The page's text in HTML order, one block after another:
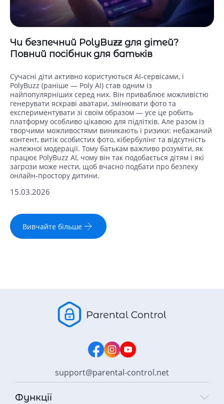
Чи безпечний PolyBuzz для дітей?
Повний посібник для батьків
Сучасні діти активно користуються AI‑сервісами, і
PolyBuzz (раніше — Poly AI) став одним із
найпопулярніших серед них. Він приваблює можливістю
генерувати яскраві аватари, змінювати фото та
експериментувати зі своїм образом — усе це робить
платформу особливо цікавою для підлітків. Але разом із
творчими можливостями виникають і ризики: небажаний
контент, витік особистих фото, кібербулінг та відсутність
належної модерації. Тому батькам важливо розуміти, як
працює PolyBuzz AI, чому він так подобається дітям і які
загрози може нести, щоб вчасно подбати про безпеку
онлайн‑простору дитини.
15.03.2026
Вивчайте більше
support@parental-control.net
Функції